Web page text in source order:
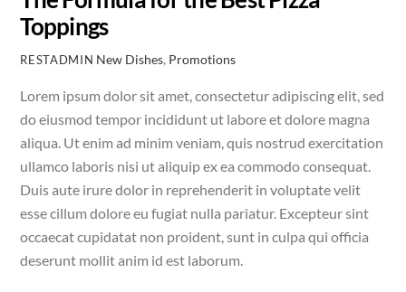
Toppings
RESTADMIN New Dishes, Promotions
Lorem ipsum dolor sit amet, consectetur adipiscing elit, sed
do eiusmod tempor incididunt ut labore et dolore magna
aliqua. Ut enim ad minim veniam, quis nostrud exercitation
ullamco laboris nisi ut aliquip ex ea commodo consequat.
Duis aute irure dolor in reprehenderit in voluptate velit
esse cillum dolore eu fugiat nulla pariatur. Excepteur sint
occaecat cupidatat non proident, sunt in culpa qui officia
deserunt mollit anim id est laborum.